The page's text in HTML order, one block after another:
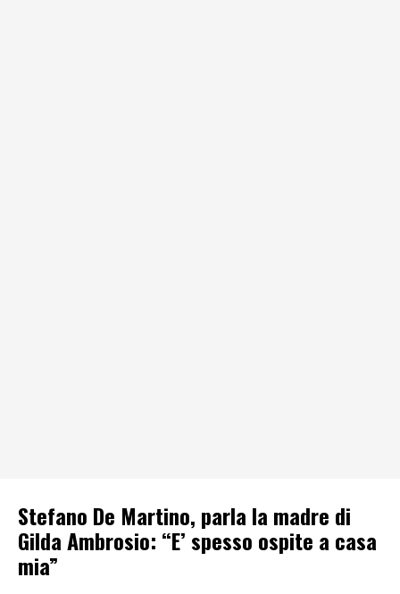
Stefano De Martino, parla la madre di
Gilda Ambrosio: “E’ spesso ospite a casa
mia”